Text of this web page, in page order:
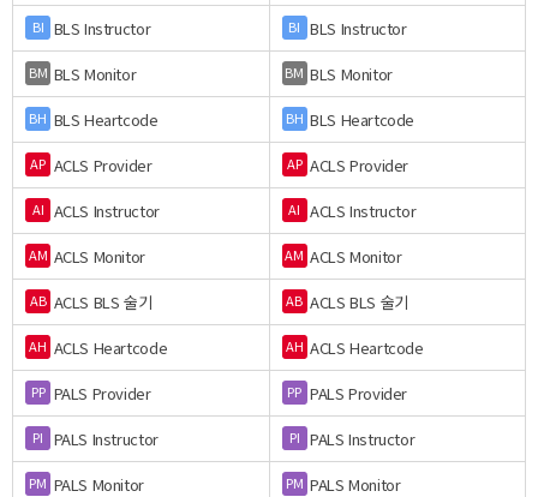
BI BLS Instructor BI BLS Instructor
BM BLS Monitor BM BLS Monitor
BH BLS Heartcode BH BLS Heartcode
AP ACLS Provider AP ACLS Provider
AI ACLS Instructor AI ACLS Instructor
AM ACLS Monitor AM ACLS Monitor
AB ACLS BLS 술기 AB ACLS BLS 술기
AH ACLS Heartcode AH ACLS Heartcode
PP PALS Provider PP PALS Provider
PI PALS Instructor PI PALS Instructor
PM PALS Monitor PM PALS Monitor